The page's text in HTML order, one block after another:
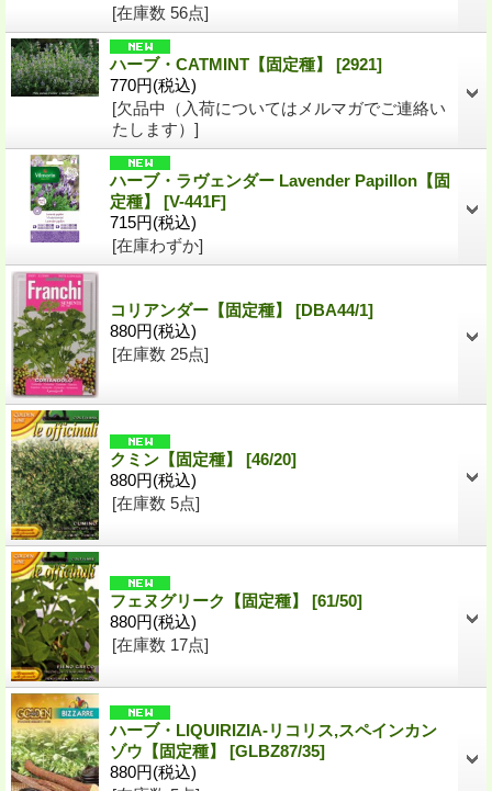
[在庫数 56点]
ハーブ・CATMINT【固定種】 [2921]
770円(税込)
[欠品中（入荷についてはメルマガでご連絡い
たします）]
ハーブ・ラヴェンダー Lavender Papillon【固
定種】 [V-441F]
715円(税込)
[在庫わずか]
コリアンダー【固定種】 [DBA44/1]
880円(税込)
[在庫数 25点]
クミン【固定種】 [46/20]
880円(税込)
[在庫数 5点]
フェヌグリーク【固定種】 [61/50]
880円(税込)
[在庫数 17点]
ハーブ・LIQUIRIZIA-リコリス,スペインカン
ゾウ【固定種】 [GLBZ87/35]
880円(税込)